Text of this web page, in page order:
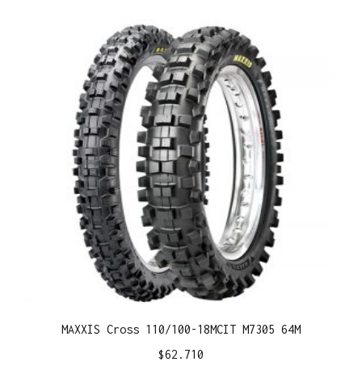
MAXXIS Cross 110/100-18MCIT M7305 64M
$62.710